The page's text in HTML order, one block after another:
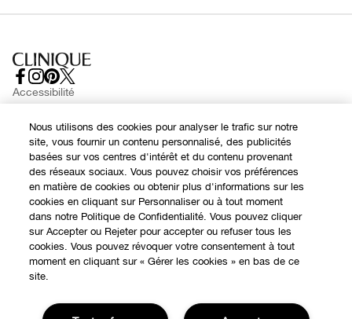
Consignes de tri
Retours
Appelez-nous +33182883343
FAQ
Chat en direct
Contacter le Fabricant
Conditions Générales d’Utilisation
Conditions Générales de Vente
Gérer les Cookies
Accessibilité
Chat
Nous utilisons des cookies pour analyser le trafic sur notre
site, vous fournir un contenu personnalisé, des publicités
basées sur vos centres d'intérêt et du contenu provenant
des réseaux sociaux. Vous pouvez choisir vos préférences
en matière de cookies ou obtenir plus d'informations sur les
cookies en cliquant sur Personnaliser ou à tout moment
dans notre Politique de Confidentialité. Vous pouvez cliquer
sur Accepter ou Rejeter pour accepter ou refuser tous les
cookies. Vous pouvez révoquer votre consentement à tout
moment en cliquant sur « Gérer les cookies » en bas de ce
site.